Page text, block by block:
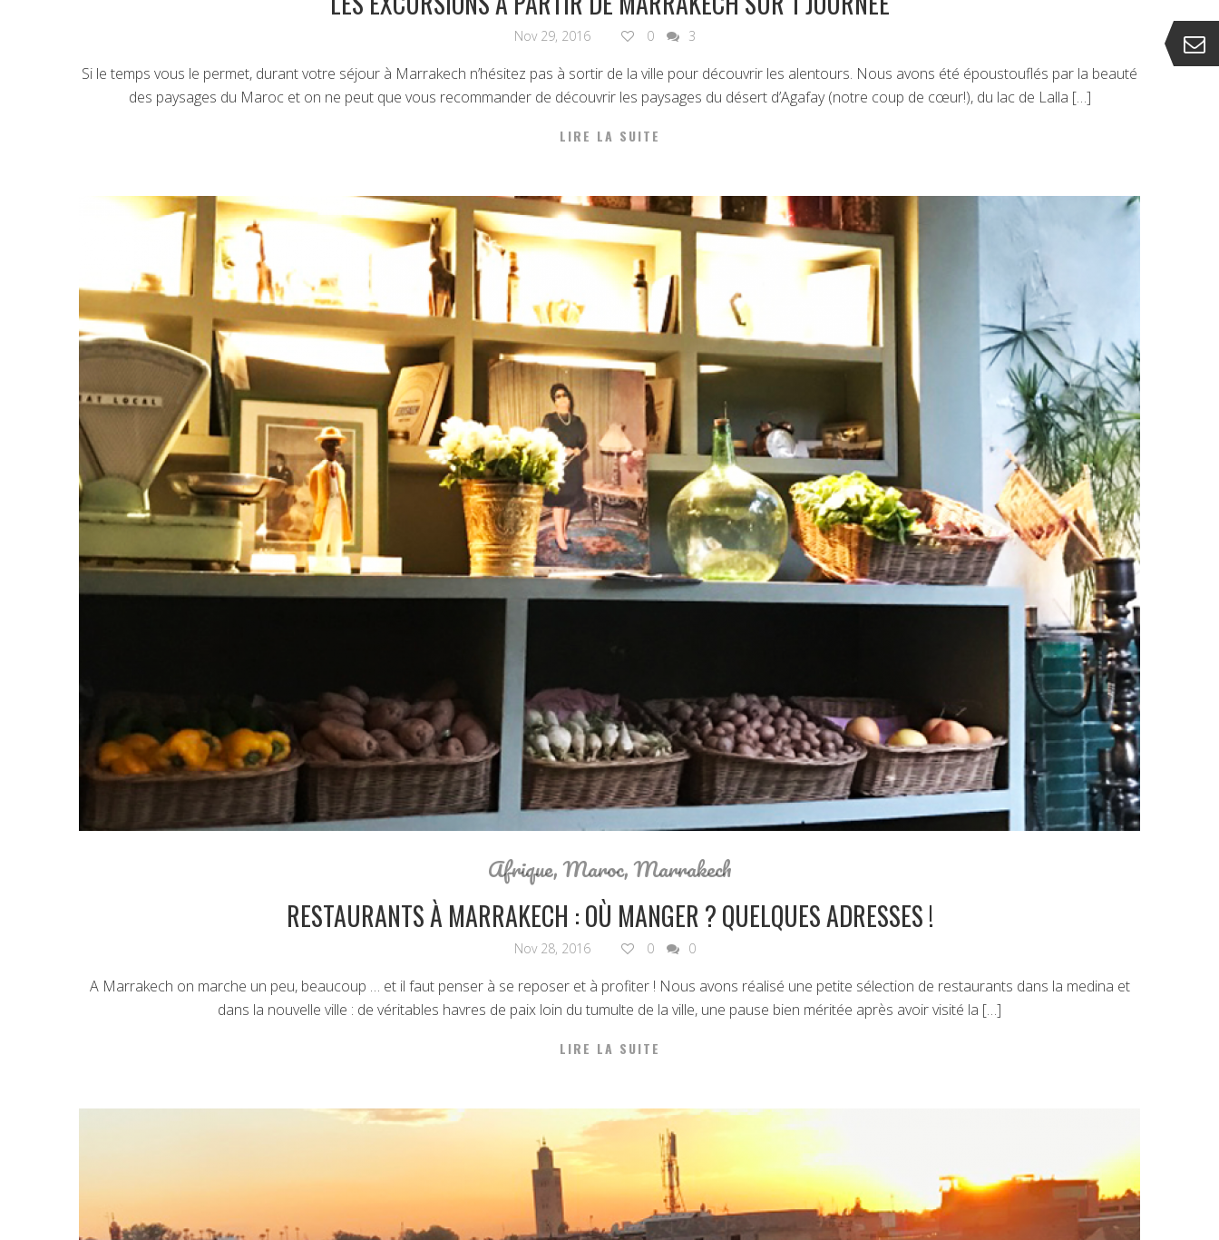
Nov 29, 2016 0 3
Si le temps vous le permet, durant votre séjour à Marrakech n’hésitez pas à sortir de la ville pour découvrir les alentours. Nous avons été époustouflés par la beauté
des paysages du Maroc et on ne peut que vous recommander de découvrir les paysages du désert d’Agafay (notre coup de cœur!), du lac de Lalla […]
LIRE LA SUITE
Afrique,Maroc,Marrakech
RESTAURANTS À MARRAKECH : OÙ MANGER ? QUELQUES ADRESSES !
Nov 28, 2016 0 0
A Marrakech on marche un peu, beaucoup … et il faut penser à se reposer et à profiter ! Nous avons réalisé une petite sélection de restaurants dans la medina et
dans la nouvelle ville : de véritables havres de paix loin du tumulte de la ville, une pause bien méritée après avoir visité la […]
LIRE LA SUITE